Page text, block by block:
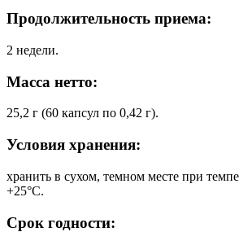
Продолжительность приема:
2 недели.
Масса нетто:
25,2 г (60 капсул по 0,42 г).
Условия хранения:
хранить в сухом, темном месте при
+25°С.
Срок годности: